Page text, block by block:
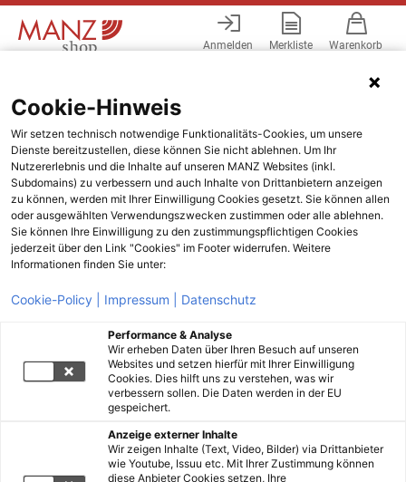
Anmelden Merkliste Warenkorb
Cookie-Hinweis
Wir setzen technisch notwendige Funktionalitäts-Cookies, um unsere
Dienste bereitzustellen, diese können Sie nicht ablehnen. Um Ihr
Nutzererlebnis und die Inhalte auf unseren MANZ Websites (inkl.
Subdomains) zu verbessern und auch Inhalte von Drittanbietern anzeigen
zu können, werden mit Ihrer Einwilligung Cookies gesetzt. Sie können allen
oder ausgewählten Verwendungszwecken zustimmen oder alle ablehnen.
Sie können Ihre Einwilligung zu den zustimmungspflichtigen Cookies
jederzeit über den Link "Cookies" im Footer widerrufen. Weitere
Informationen finden Sie unter:
Cookie-Policy | Impressum | Datenschutz
Performance & Analyse
Wir erheben Daten über Ihren Besuch auf unseren
Websites und setzen hierfür mit Ihrer Einwilligung
Cookies. Dies hilft uns zu verstehen, was wir
verbessern sollen. Die Daten werden in der EU
gespeichert.
Anzeige externer Inhalte
Wir zeigen Inhalte (Text, Video, Bilder) via Drittanbieter
wie Youtube, Issuu etc. Mit Ihrer Zustimmung können
diese Anbieter Cookies setzen, Ihre